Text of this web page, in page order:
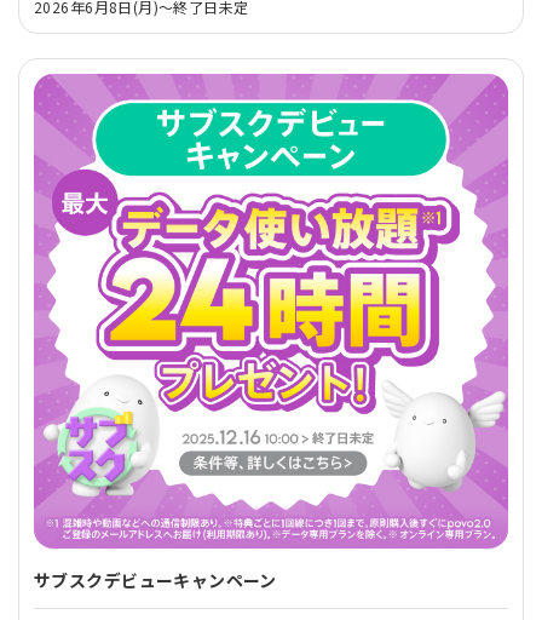
2026年6月8日(月)～終了日未定
サブスクデビューキャンペーン